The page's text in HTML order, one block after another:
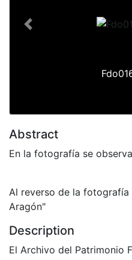
Previous
Abstract
En la fotografía se
Al reverso de la
Aragón"
Description
El Archivo del Patrimonio